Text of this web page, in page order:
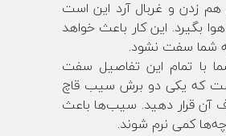
هم زدن و غربال آرد این است
بگیرد. این کار باعث خواهد
شما سفت نشود.
با تمام این تفاصیل سفت
که یکی دو برش سیب قاچ
آن قرار دهید. سیب‌ها باعث
کمی نرم شوند.